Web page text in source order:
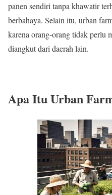
panen sendiri tanpa khawatir
berbahaya. Selain itu, urban
karena orang-orang tidak perlu
diangkut dari daerah lain.
Apa Itu Urban